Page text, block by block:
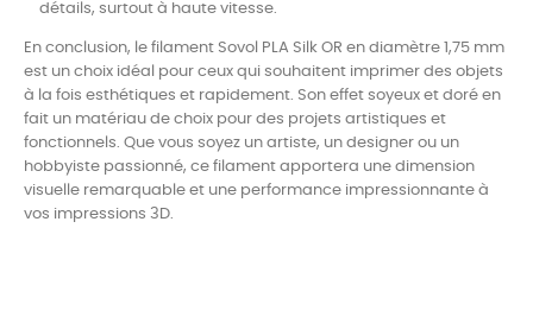
détails, surtout à haute vitesse.
En conclusion, le filament Sovol PLA Silk OR en diamètre 1,75 mm
est un choix idéal pour ceux qui souhaitent imprimer des objets
à la fois esthétiques et rapidement. Son effet soyeux et doré en
fait un matériau de choix pour des projets artistiques et
fonctionnels. Que vous soyez un artiste, un designer ou un
hobbyiste passionné, ce filament apportera une dimension
visuelle remarquable et une performance impressionnante à
vos impressions 3D.